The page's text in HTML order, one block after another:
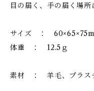
目の届く、手の届く場所
サイズ ：
体重 ： 12.5ｇ
素材 ： 羊毛、プラスチ